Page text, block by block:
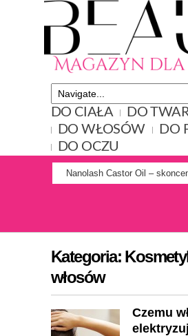
DO CIAŁA
DO
DO WŁOSÓW
DO
DO OCZU
Nanolash Castor Oil –
Kategoria:
włosów
Czemu